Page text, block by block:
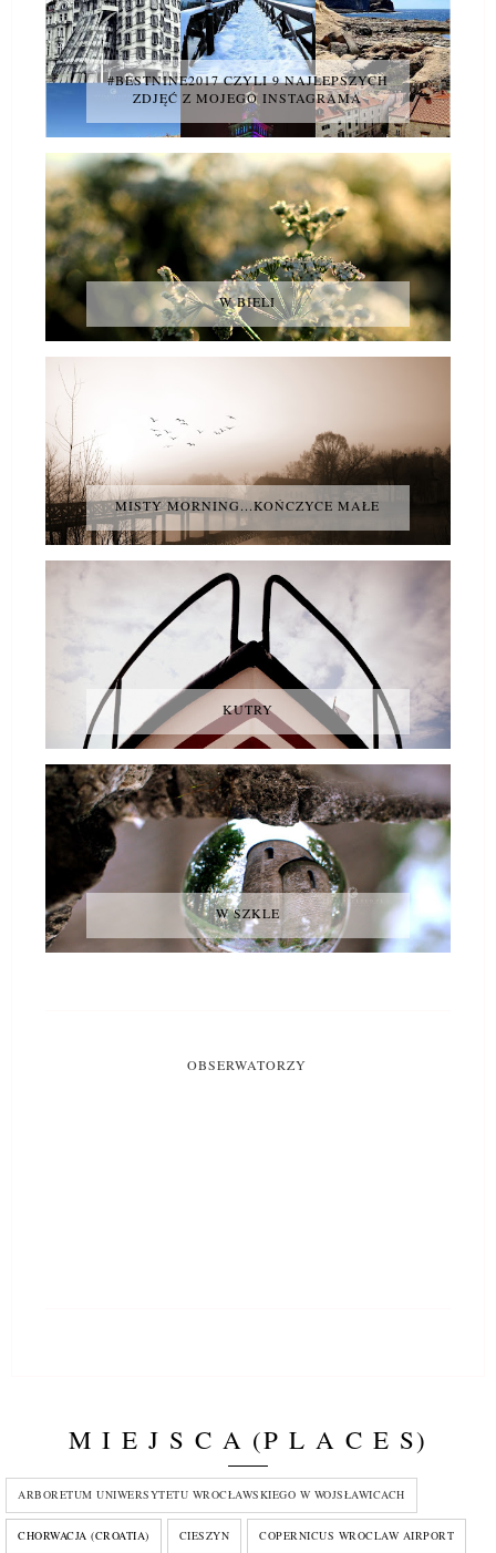
#BESTNINE2017 CZYLI 9 NAJLEPSZYCH
ZDJĘĆ Z MOJEGO INSTAGRAMA
W BIELI
MISTY MORNING...KOŃCZYCE MAŁE
KUTRY
W SZKLE
OBSERWATORZY
M I E J S C A (P L A C E S)
ARBORETUM UNIWERSYTETU WROCŁAWSKIEGO W WOJSŁAWICACH
CHORWACJA (CROATIA) CIESZYN COPERNICUS WROCLAW AIRPORT